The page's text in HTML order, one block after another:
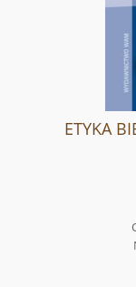
ETYKA